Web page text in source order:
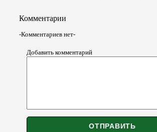
Комментарии
-Комментариев нет-
Добавить комментарий